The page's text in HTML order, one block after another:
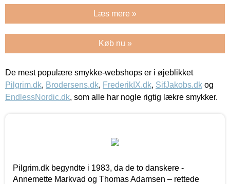
Læs mere »
Køb nu »
De mest populære smykke-webshops er i øjeblikket
Pilgrim.dk, Brodersens.dk, FrederikIX.dk, SifJakobs.dk og
EndlessNordic.dk, som alle har nogle rigtig lækre smykker.
Pilgrim.dk begyndte i 1983, da de to danskere -
Annemette Markvad og Thomas Adamsen – rettede